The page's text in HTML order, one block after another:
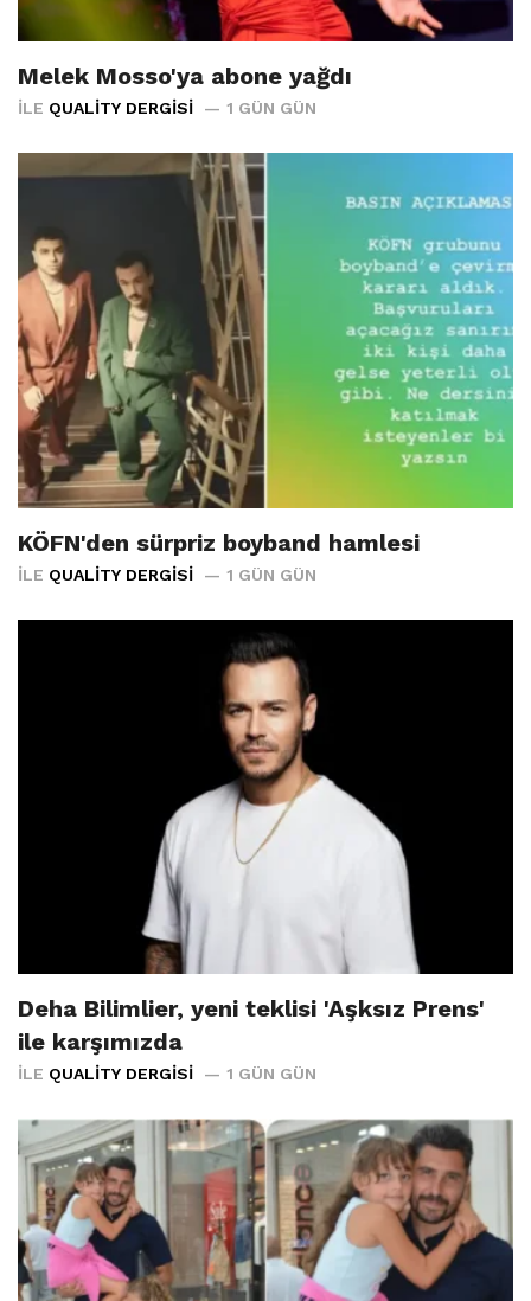
Melek Mosso'ya abone yağdı
İLE QUALITY DERGISI 1 GÜN GÜN
KÖFN'den sürpriz boyband hamlesi
İLE QUALITY DERGISI 1 GÜN GÜN
Deha Bilimlier, yeni teklisi 'Aşksız Prens'
ile karşımızda
İLE QUALITY DERGISI 1 GÜN GÜN